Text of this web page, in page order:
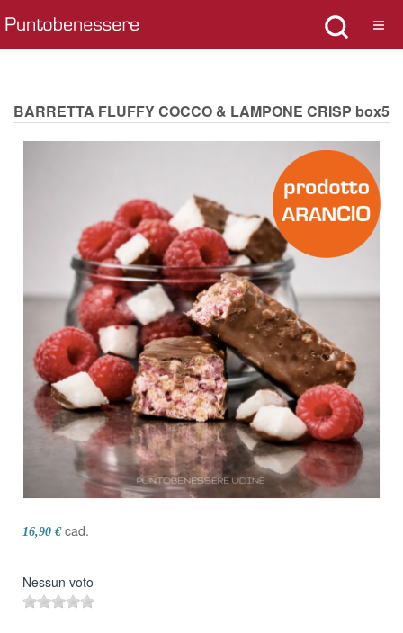
BARRETTA FLUFFY COCCO & LAMPONE CRISP box5
16,90 € cad.
Nessun voto